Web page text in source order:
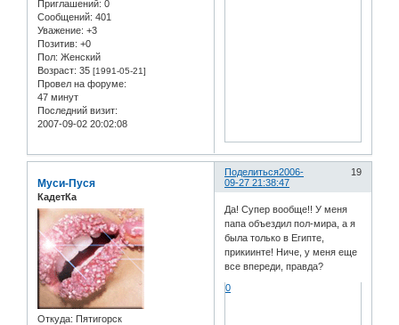
Приглашений: 0
Сообщений: 401
Уважение: +3
Позитив: +0
Пол: Женский
Возраст: 35 [1991-05-21]
Провел на форуме:
47 минут
Последний визит:
2007-09-02 20:02:08
Поделиться 19
2006-
09-27 21:38:47
Муси-Пуся
КадетКа
Откуда: Пятигорск
Да! Супер вообще!! У меня
папа объездил пол-мира, а я
была только в Египте,
прикиинте! Ниче, у меня еще
все впереди, правда?
0